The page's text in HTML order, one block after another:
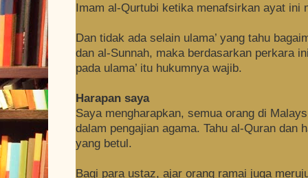
Imam al-Qurtubi ketika menafsirkan ayat ini
Dan tidak ada selain ulama’ yang tahu
dan al-Sunnah, maka berdasarkan perkara
pada ulama’ itu hukumnya wajib.
Harapan saya
Saya mengharapkan, semua orang di
dalam pengajian agama. Tahu al-Quran dan
yang betul.
Bagi para ustaz, ajar orang ramai juga